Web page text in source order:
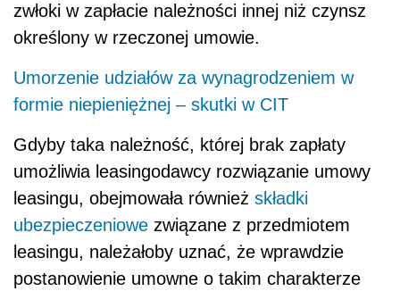
zwłoki w zapłacie należności innej niż czynsz
określony w rzeczonej umowie.
Umorzenie udziałów za wynagrodzeniem w
formie niepieniężnej – skutki w CIT
Gdyby taka należność, której brak zapłaty
umożliwia leasingodawcy rozwiązanie umowy
leasingu, obejmowała również składki
ubezpieczeniowe związane z przedmiotem
leasingu, należałoby uznać, że wprawdzie
postanowienie umowne o takim charakterze